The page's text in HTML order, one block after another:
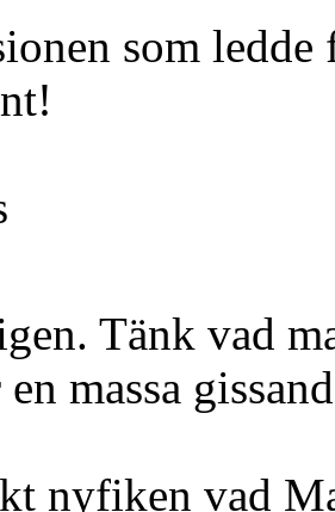
som
Tänk vad
massa
nyfiken vad